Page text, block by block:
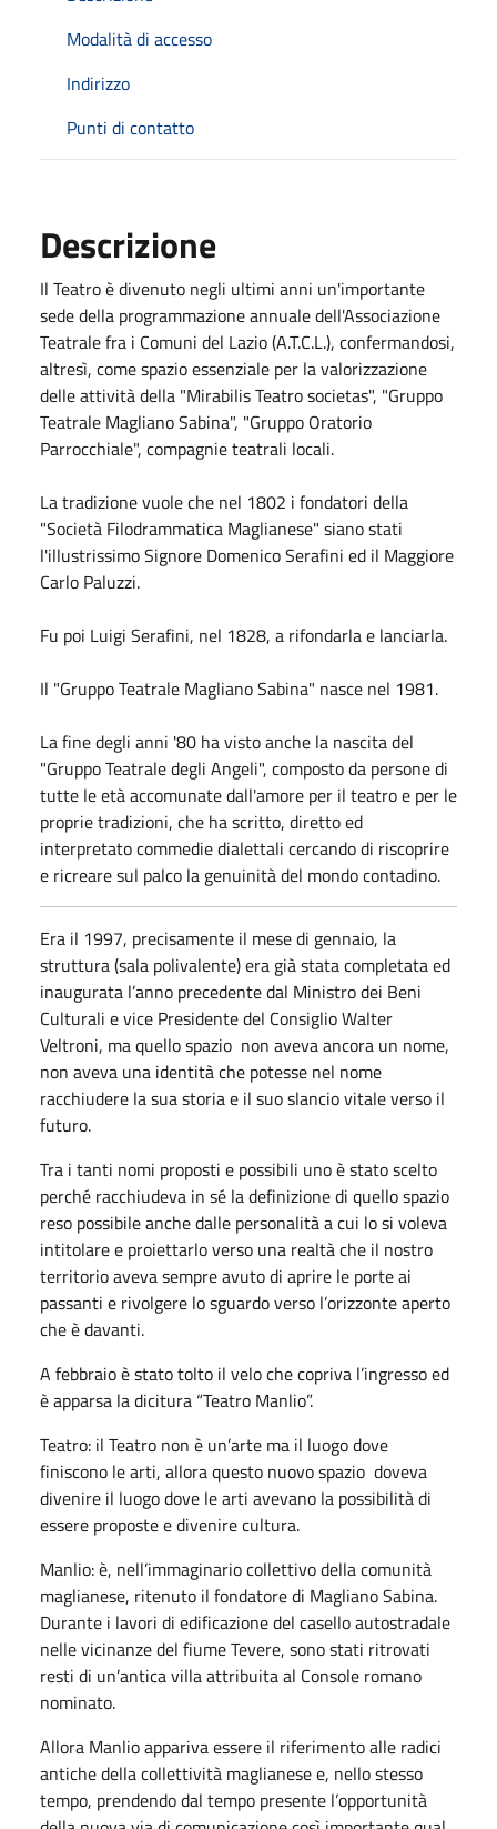
Modalità di accesso
Indirizzo
Punti di contatto
Descrizione
Il Teatro è divenuto negli ultimi anni un'importante
sede della programmazione annuale dell'Associazione
Teatrale fra i Comuni del Lazio (A.T.C.L.), confermandosi,
altresì, come spazio essenziale per la valorizzazione
delle attività della "Mirabilis Teatro societas", "Gruppo
Teatrale Magliano Sabina", "Gruppo Oratorio
Parrocchiale", compagnie teatrali locali.
La tradizione vuole che nel 1802 i fondatori della
"Società Filodrammatica Maglianese" siano stati
l'illustrissimo Signore Domenico Serafini ed il Maggiore
Carlo Paluzzi.
Fu poi Luigi Serafini, nel 1828, a rifondarla e lanciarla.
Il "Gruppo Teatrale Magliano Sabina" nasce nel 1981.
La fine degli anni '80 ha visto anche la nascita del
"Gruppo Teatrale degli Angeli", composto da persone di
tutte le età accomunate dall'amore per il teatro e per le
proprie tradizioni, che ha scritto, diretto ed
interpretato commedie dialettali cercando di riscoprire
e ricreare sul palco la genuinità del mondo contadino.
Era il 1997, precisamente il mese di gennaio, la
struttura (sala polivalente) era già stata completata ed
inaugurata l’anno precedente dal Ministro dei Beni
Culturali e vice Presidente del Consiglio Walter
Veltroni, ma quello spazio non aveva ancora un nome,
non aveva una identità che potesse nel nome
racchiudere la sua storia e il suo slancio vitale verso il
futuro.
Tra i tanti nomi proposti e possibili uno è stato scelto
perché racchiudeva in sé la definizione di quello spazio
reso possibile anche dalle personalità a cui lo si voleva
intitolare e proiettarlo verso una realtà che il nostro
territorio aveva sempre avuto di aprire le porte ai
passanti e rivolgere lo sguardo verso l’orizzonte aperto
che è davanti.
A febbraio è stato tolto il velo che copriva l’ingresso ed
è apparsa la dicitura “Teatro Manlio”.
Teatro: il Teatro non è un’arte ma il luogo dove
finiscono le arti, allora questo nuovo spazio doveva
divenire il luogo dove le arti avevano la possibilità di
essere proposte e divenire cultura.
Manlio: è, nell’immaginario collettivo della comunità
maglianese, ritenuto il fondatore di Magliano Sabina.
Durante i lavori di edificazione del casello autostradale
nelle vicinanze del fiume Tevere, sono stati ritrovati
resti di un’antica villa attribuita al Console romano
nominato.
Allora Manlio appariva essere il riferimento alle radici
antiche della collettività maglianese e, nello stesso
tempo, prendendo dal tempo presente l’opportunità